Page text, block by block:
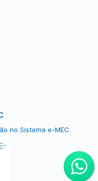
no Sistema e-MEC